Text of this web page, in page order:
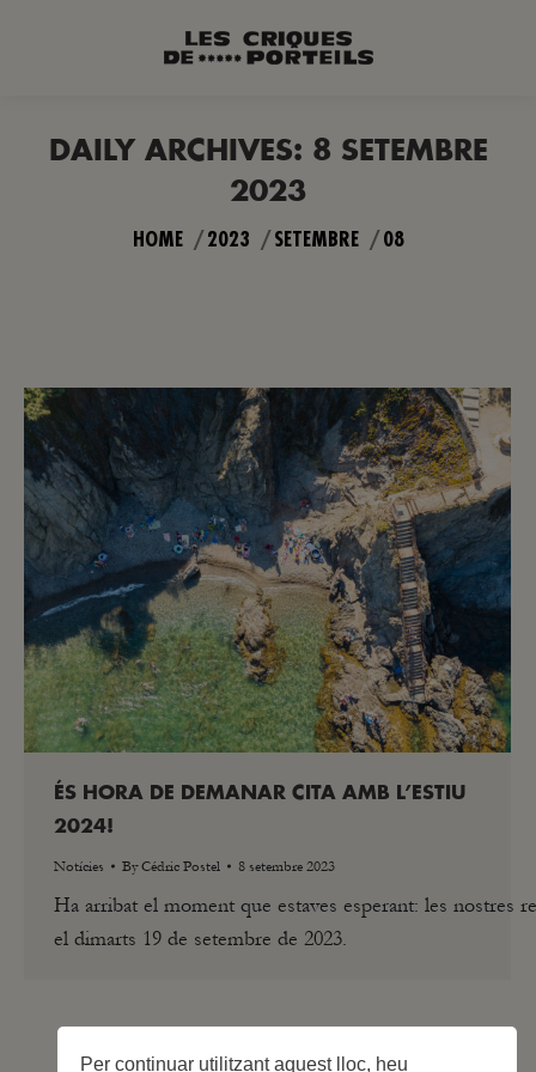
Per continuar utilitzant aquest lloc, heu
DAILY ARCHIVES: 8 SETEMBRE
2023
You are here:
HOME 2023 SETEMBRE 08
ÉS HORA DE DEMANAR CITA AMB L’ESTIU
2024!
Notícies ByCédric Postel 8 setembre 2023
Ha arribat el moment que estaves esperant: les nostres
el dimarts 19 de setembre de 2023.